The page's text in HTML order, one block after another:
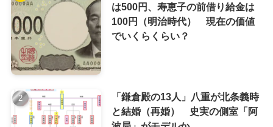
は500円、寿恵子の前借り給金は
100円（明治時代） 現在の価値
でいくらくらい？
「鎌倉殿の13人」八重が北条義時
と結婚（再婚） 史実の側室「阿